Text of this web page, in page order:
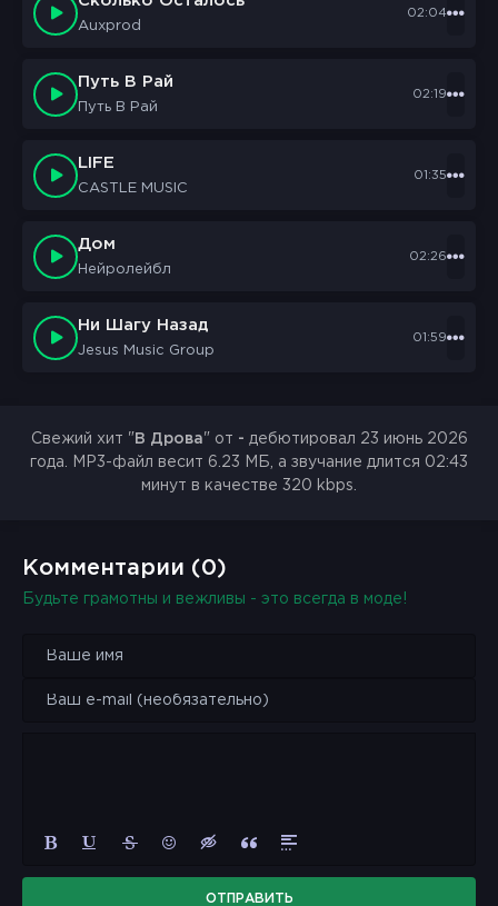
Auxprod
02:04
Путь В Рай
Путь В Рай
02:19
LIFE
CASTLE MUSIC
01:35
Дом
Нейролейбл
02:26
Ни Шагу Назад
Jesus Music Group
01:59
Свежий хит " В Дрова" от - дебютировал 23 июнь 2026
года. MP3-файл весит 6.23 МБ, а звучание длится 02:43
минут в качестве 320 kbps.
Комментарии (0)
Будьте грамотны и вежливы - это всегда в моде!
ОТПРАВИТЬ